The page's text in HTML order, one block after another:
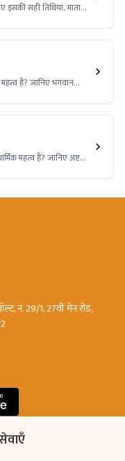
इसकी सही तिथियां, माता
है? जानिए भगवान
विशेष मान्यताओं के बारे में।
महत्व है? जानिए अष्टमी
संपूर्ण जानकारी।
नं. 29/1, 27वीं मेन रोड,